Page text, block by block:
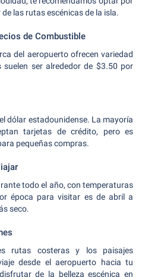
las rutas escénicas de la isla.
de Combustible
del aeropuerto ofrecen variedad
ser alrededor de $3.50 por
dólar estadounidense. La mayoría
tarjetas de crédito, pero es
pequeñas compras.
todo el año, con temperaturas
época para visitar es de abril a
seco.
rutas costeras y los paisajes
desde el aeropuerto hacia tu
de la belleza escénica en